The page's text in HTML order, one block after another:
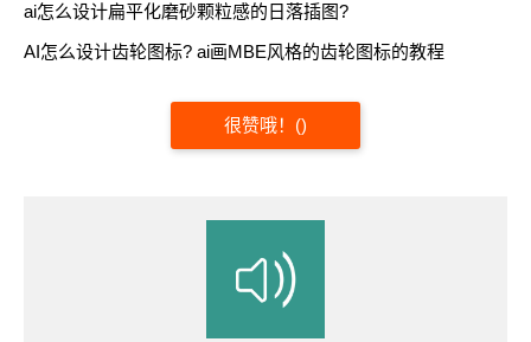
ai怎么设计扁平化磨砂颗粒感的日落插图?
AI怎么设计齿轮图标? ai画MBE风格的齿轮图标的教程
很赞哦！ ()